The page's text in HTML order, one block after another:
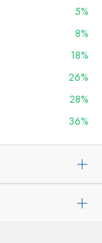
5%
8%
18%
26%
28%
36%